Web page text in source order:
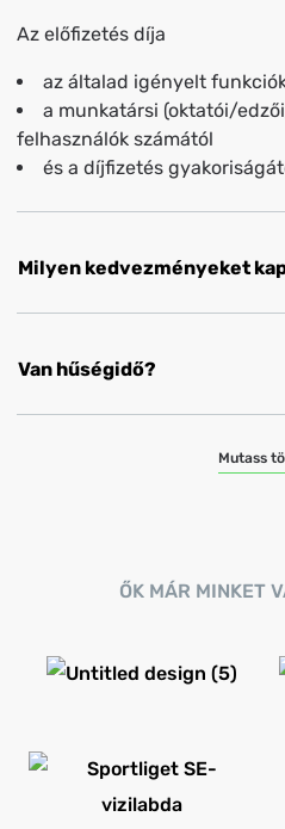
Az előfizetés díja
az általad igényelt
a munkatársi (oktatói/
felhasználók számától
és a díjfizetés
Milyen kedvezményeket
Van hűségidő?
Mutass
ŐK MÁR MINKET